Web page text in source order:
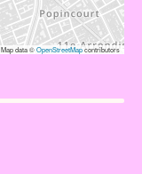
Map data ©OpenStreetMapcontributors